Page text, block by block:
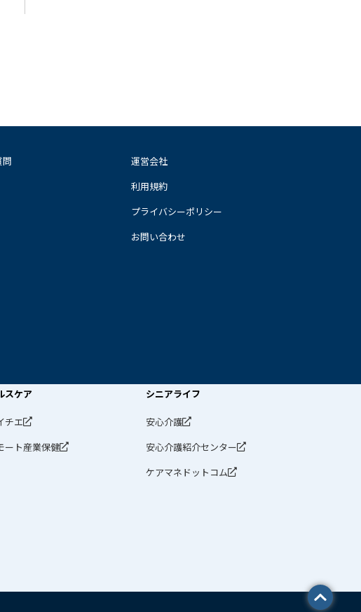
問
運営会社
利用規約
プライバシーポリシー
お問い合わせ
スケア
チエ
ート産業保健
シニアライフ
安心介護
安心介護紹介センター
ケアマネドットコム